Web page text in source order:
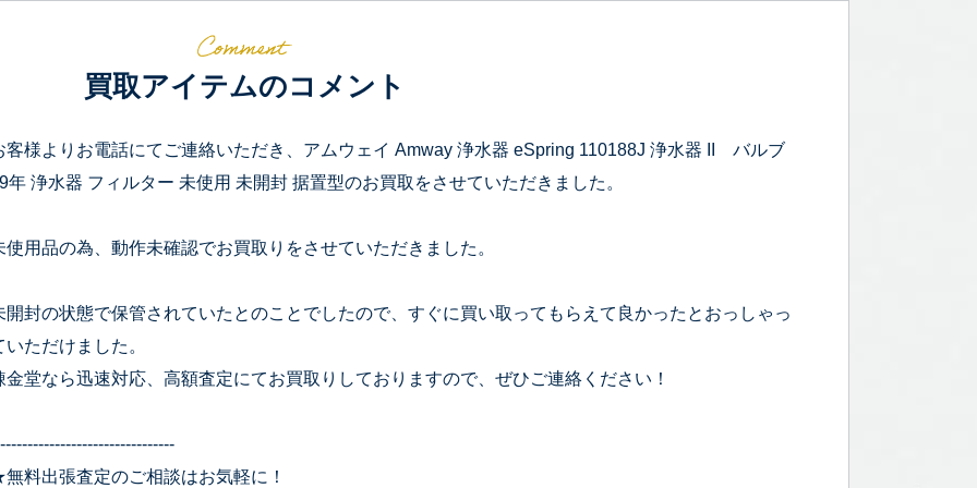
買取アイテムのコメント
客様よりお電話にてご連絡いただき、アムウェイ Amway 浄水器 eSpring 110188J 浄水器 II バルブ
年 浄水器 フィルター 未使用 未開封 据置型のお買取をさせていただきました。
使用品の為、動作未確認でお買取りをさせていただきました。
開封の状態で保管されていたとのことでしたので、すぐに買い取ってもらえて良かったとおっしゃっ
いただけました。
金堂なら迅速対応、高額査定にてお買取りしておりますので、ぜひご連絡ください！
料出張査定のご相談はお気軽に！